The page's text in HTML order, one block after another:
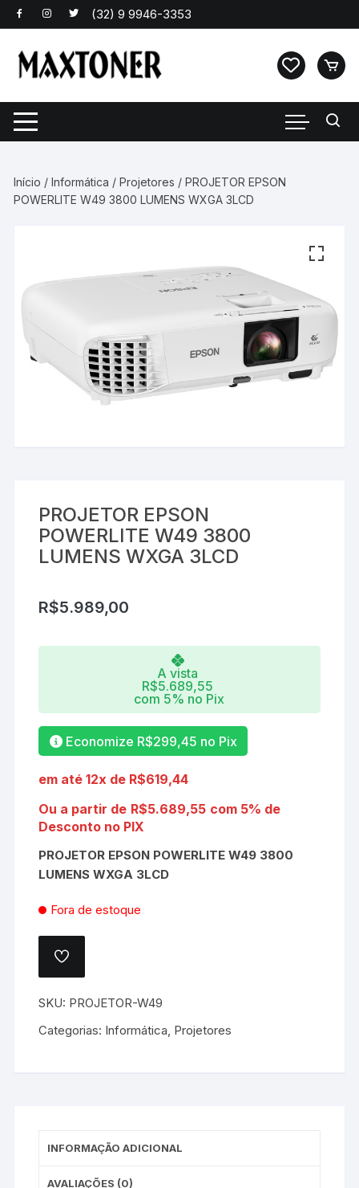
Pular
para
conteúdo
Início /Informática /Projetores / PROJETOR EPSON
POWERLITE W49 3800 LUMENS WXGA 3LCD
PROJETOR EPSON
POWERLITE W49 3800
LUMENS WXGA 3LCD
R$5.989,00
A vista
R$5.689,55
com 5% no Pix
Economize R$299,45 no Pix
em até 12x de R$619,44
Ou a partir de R$5.689,55 com 5% de
Desconto no PIX
PROJETOR EPSON POWERLITE W49 3800
LUMENS WXGA 3LCD
Fora de estoque
ADICIONAR
DE
DESEJOS.
SKU: PROJETOR-W49
Categorias: Informática, Projetores
INFORMAÇÃO ADICIONAL
AVALIAÇÕES (0)